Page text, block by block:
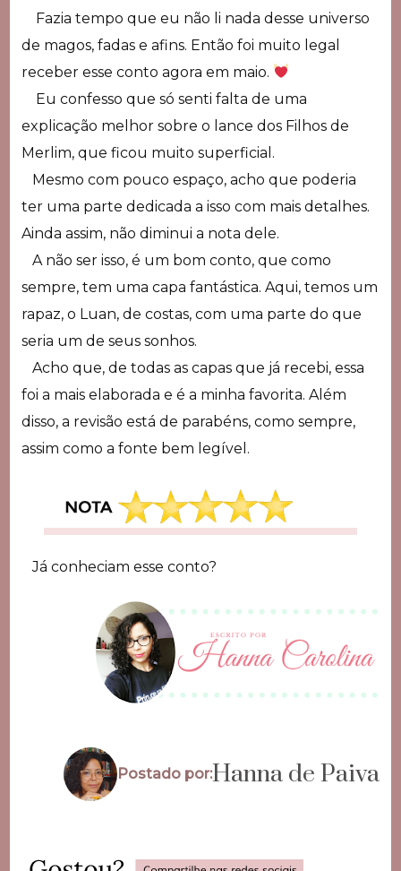
Fazia tempo que eu não li nada desse universo
de magos, fadas e afins. Então foi muito legal
receber esse conto agora em maio.
Eu confesso que só senti falta de uma
explicação melhor sobre o lance dos Filhos de
Merlim, que ficou muito superficial.
Mesmo com pouco espaço, acho que poderia
ter uma parte dedicada a isso com mais detalhes.
Ainda assim, não diminui a nota dele.
A não ser isso, é um bom conto, que como
sempre, tem uma capa fantástica. Aqui, temos um
rapaz, o Luan, de costas, com uma parte do que
seria um de seus sonhos.
Acho que, de todas as capas que já recebi, essa
foi a mais elaborada e é a minha favorita. Além
disso, a revisão está de parabéns, como sempre,
assim como a fonte bem legível.
Já conheciam esse conto?
Postado por:Hanna de Paiva